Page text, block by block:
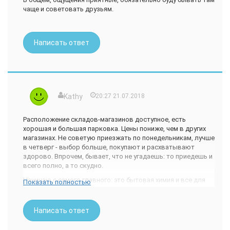
чаще и советовать друзьям.
Написать ответ
Kathy 20:27 21.07.2018
Расположение складов-магазинов доступное, есть
хорошая и большая парковка. Цены пониже, чем в других
магазинах. Не советую приезжать по понедельникам, лучше
в четверг - выбор больше, покупают и расхватывают
здорово. Впрочем, бывает, что не угадаешь: то приедешь и
всего полно, а то скудно.
Начинаю с самого главного: это бытовая химия и все для
теперь ассортимент расширился: купил себе огромную
упаковку носок, пену для бритья упаковку взял. Качество -
известный бренд, а стоит дешевле. Из продуктов есть
Показать полностью
Написать ответ